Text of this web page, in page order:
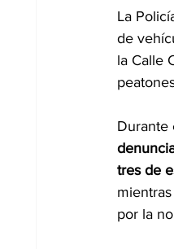
La
de
la Calle
Durante
tres de
por la